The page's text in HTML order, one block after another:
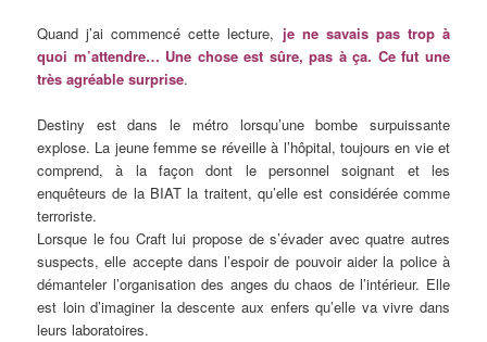
Quand j’ai commencé cette lecture, je ne savais pas trop à
quoi m’attendre… Une chose est sûre, pas à ça. Ce fut une
très agréable surprise.
Destiny est dans le métro lorsqu’une bombe surpuissante
explose. La jeune femme se réveille à l’hôpital, toujours en vie et
comprend, à la façon dont le personnel soignant et les
enquêteurs de la BIAT la traitent, qu’elle est considérée comme
terroriste.
Lorsque le fou Craft lui propose de s’évader avec quatre autres
suspects, elle accepte dans l’espoir de pouvoir aider la police à
démanteler l’organisation des anges du chaos de l’intérieur. Elle
est loin d’imaginer la descente aux enfers qu’elle va vivre dans
leurs laboratoires.